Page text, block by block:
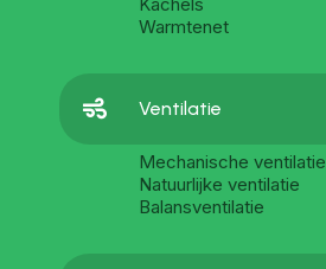
Warmtenet
 Ventilatie
Mechanische ventilatie
Natuurlijke ventilatie
Balansventilatie